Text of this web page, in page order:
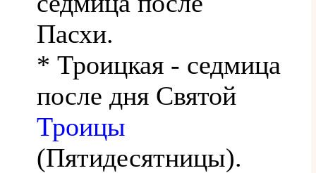
Пасхи.
* Троицкая - седмица
после дня Святой
Троицы
(Пятидесятницы).